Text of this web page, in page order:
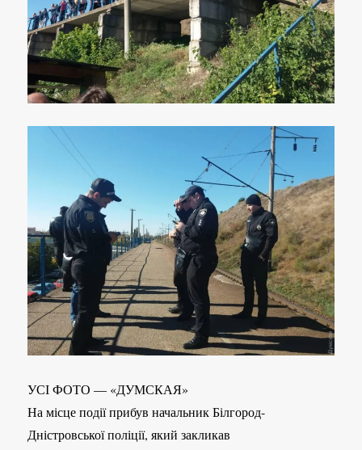
УСІ ФОТО — «ДУМСКАЯ»
На місце події прибув начальник Білгород-
Дністровської поліції, який закликав